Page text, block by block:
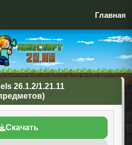
Главная
26.1.2/1.21.11
Скачать